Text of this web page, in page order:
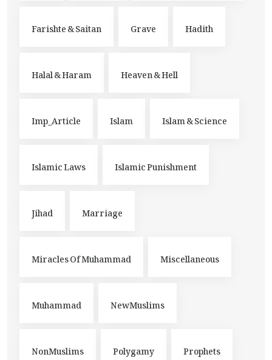
Farishte & Saitan Grave Hadith
Halal & Haram Heaven & Hell
Imp_Article Islam Islam & Science
Islamic Laws Islamic Punishment
Jihad Marriage
Miracles Of Muhammad Miscellaneous
Muhammad NewMuslims
NonMuslims Polygamy Prophets